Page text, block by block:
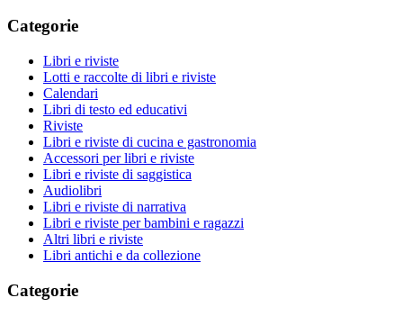
Categorie
Libri e riviste
Lotti e raccolte di libri e riviste
Calendari
Libri di testo ed educativi
Riviste
Libri e riviste di cucina e gastronomia
Accessori per libri e riviste
Libri e riviste di saggistica
Audiolibri
Libri e riviste di narrativa
Libri e riviste per bambini e ragazzi
Altri libri e riviste
Libri antichi e da collezione
Categorie